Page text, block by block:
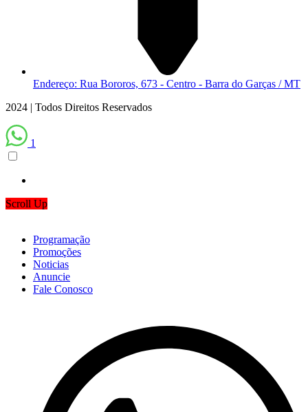
Endereço: Rua Bororos, 673 - Centro - Barra do Garças / MT
2024 | Todos Direitos Reservados
1
Scroll Up
Programação
Promoções
Noticias
Anuncie
Fale Conosco